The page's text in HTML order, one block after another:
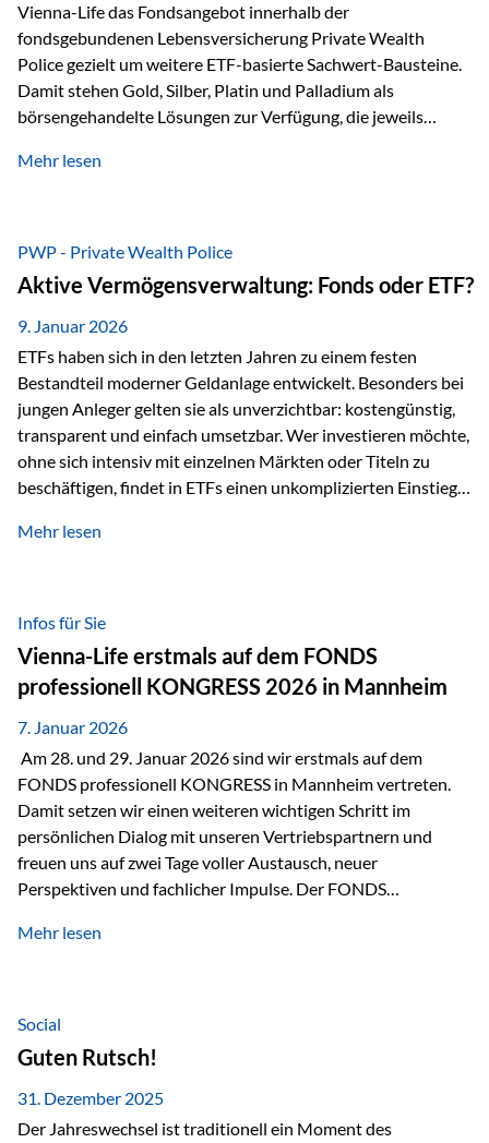
Vienna-Life das Fondsangebot innerhalb der
fondsgebundenen Lebensversicherung Private Wealth
Police gezielt um weitere ETF-basierte Sachwert-Bausteine.
Damit stehen Gold, Silber, Platin und Palladium als
börsengehandelte Lösungen zur Verfügung, die jeweils
dabei nicht auf einzelnen Marktmeinungen, sondern auf
Inflationsrobustheit und Stabilisierung – eingebettet in eine
liechtensteinische Versicherungsstruktur. Die
Sicherheitsarchitektur: Liechtenstein als Strukturprinzip Die
Private Wealth Police positioniert sich mit einer dreistufigen
Sicherheitsarchitektur, die auf mehreren Ebenen ansetzt:
Stufe 1: Versicherer-Ebene • Versicherung mit…
Mehr lesen
PWP - Private Wealth Police
Aktive Vermögensverwaltung: Fonds oder ETF?
9. Januar 2026
ETFs haben sich in den letzten Jahren zu einem festen
Bestandteil moderner Geldanlage entwickelt. Besonders bei
jungen Anleger gelten sie als unverzichtbar: kostengünstig,
transparent und einfach umsetzbar. Wer investieren möchte,
ohne sich intensiv mit einzelnen Märkten oder Titeln zu
beschäftigen, findet in ETFs einen unkomplizierten Einstieg
werden häufig kritisch betrachtet. Sie gelten als teurer,
Beide Ansätze haben ihre Berechtigung und ihre Stärken
entfalten sie oft gerade in Kombination. ETFs: Effizient, breit
gestreut und klar strukturiert…
Mehr lesen
Infos für Sie
Vienna-Life erstmals auf dem FONDS
professionell KONGRESS 2026 in Mannheim
7. Januar 2026
Am 28. und 29. Januar 2026 sind wir erstmals auf dem
FONDS professionell KONGRESS in Mannheim vertreten.
Damit setzen wir einen weiteren wichtigen Schritt im
persönlichen Dialog mit unseren Vertriebspartnern und
freuen uns auf zwei Tage voller Austausch, neuer
Perspektiven und fachlicher Impulse. Der FONDS
Branchentreffen für Finanz- und Versicherungsprofis im
Vermögensstrukturierung und Nachfolgeplanung
gemeinsam zu diskutieren. Persönlich für Sie vor Ort An
beiden Kongresstagen stehen Ihnen Maximilian
Fichtenbauer, Dirk…
Mehr lesen
Social
Guten Rutsch!
31. Dezember 2025
Der Jahreswechsel ist traditionell ein Moment des